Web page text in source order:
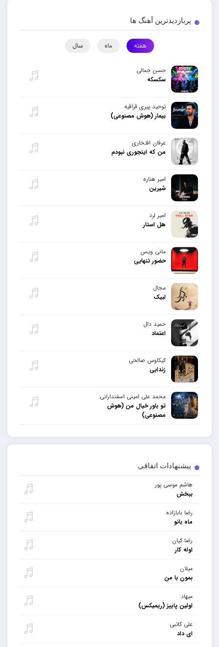
پیشنهادات اتفاقی
هاشم موسی پور
ببخش
رضا بابازاده
ماه بانو
رضا کیان
اوله کار
میلان
بمون با من
میهاد
اولین پاییز (ریمیکس)
علی کاتبی
ای داد
پربازدیدترین آهنگ ها
هفته ماه سال
حسن جمالی
سکسکه
توحید پیری قراقیه
بیمار (هوش مصنوعی)
عرفان افتخاری
من که اینجوری نبودم
امیر هناره
شیرین
امیر لرد
هل استار
مانی ویس
حضور تنهایی
مجال
لبیک
حمید دال
اعتماد
کیکاوس صالحی
زندایی
محمد علی امینی اسفندارانی
تو باور خیال من (هوش
مصنوعی)